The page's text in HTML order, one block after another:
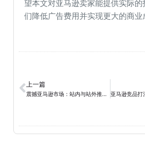
望本文对亚马逊卖家能提供实际
们降低广告费用并实现更大的商业
上一篇
震撼亚马逊市场：站内与站外推广终极策略大揭密